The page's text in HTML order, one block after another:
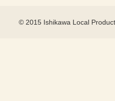
© 2015 Ishikawa Local